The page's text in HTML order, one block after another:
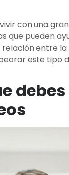
con una
que pueden
entre
este tipo